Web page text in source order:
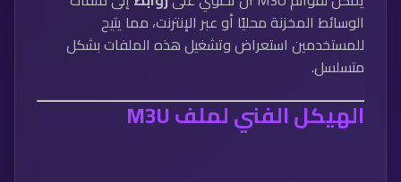
الوسائط المخزنة محليًا أو عبر الإنترنت، مما يتيح
للمستخدمين استعراض وتشغيل هذه الملفات بشكل
متسلسل.
الهيكل الفني لملف M3U